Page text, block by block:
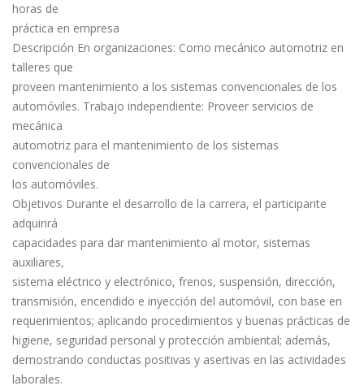
horas de
práctica en empresa
Descripción En organizaciones: Como mecánico automotriz en
talleres que
proveen mantenimiento a los sistemas convencionales de los
automóviles. Trabajo independiente: Proveer servicios de
mecánica
automotriz para el mantenimiento de los sistemas
convencionales de
los automóviles.
Objetivos Durante el desarrollo de la carrera, el participante
adquirirá
capacidades para dar mantenimiento al motor, sistemas
auxiliares,
sistema eléctrico y electrónico, frenos, suspensión, dirección,
transmisión, encendido e inyección del automóvil, con base en
requerimientos; aplicando procedimientos y buenas prácticas de
higiene, seguridad personal y protección ambiental; además,
demostrando conductas positivas y asertivas en las actividades
laborales.